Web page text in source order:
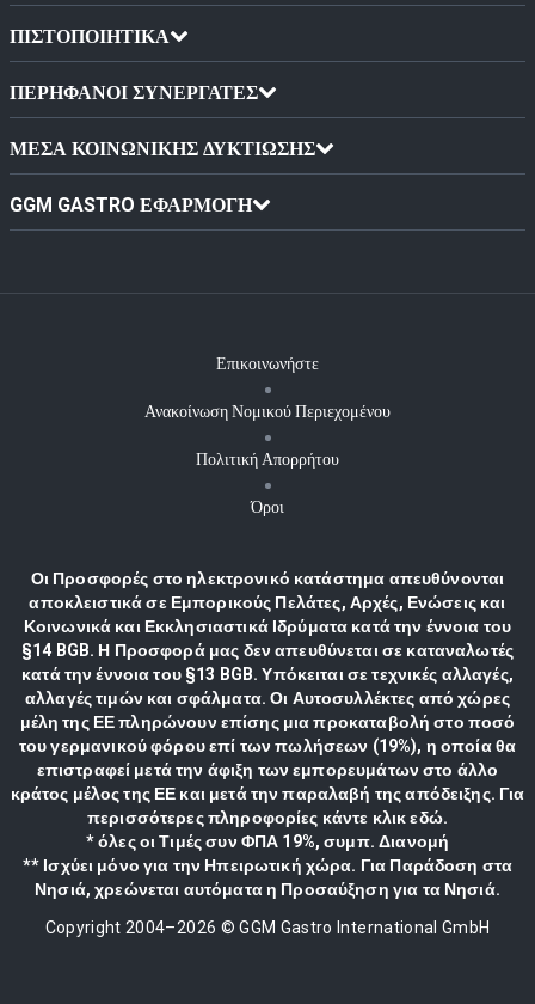
ΠΙΣΤΟΠΟΙΗΤΙΚΆ
ΠΕΡΉΦΑΝΟΙ ΣΥΝΕΡΓΆΤΕΣ
ΜΈΣΑ ΚΟΙΝΩΝΙΚΉΣ ΔΥΚΤΊΩΣΗΣ
GGM GASTRO ΕΦΑΡΜΟΓΉ
Επικοινωνήστε
Ανακοίνωση Νομικού Περιεχομένου
Πολιτική Απορρήτου
Όροι
Οι Προσφορές στο ηλεκτρονικό κατάστημα απευθύνονται
αποκλειστικά σε Εμπορικούς Πελάτες, Αρχές, Ενώσεις και
Κοινωνικά και Εκκλησιαστικά Ιδρύματα κατά την έννοια του
§14 BGB. Η Προσφορά μας δεν απευθύνεται σε καταναλωτές
κατά την έννοια του §13 BGB. Υπόκειται σε τεχνικές αλλαγές,
αλλαγές τιμών και σφάλματα. Οι Αυτοσυλλέκτες από χώρες
μέλη της ΕΕ πληρώνουν επίσης μια προκαταβολή στο ποσό
του γερμανικού φόρου επί των πωλήσεων (19%), η οποία θα
επιστραφεί μετά την άφιξη των εμπορευμάτων στο άλλο
κράτος μέλος της ΕΕ και μετά την παραλαβή της απόδειξης. Για
περισσότερες πληροφορίες κάντε κλικ εδώ.
* όλες οι Τιμές συν ΦΠΑ 19%, συμπ. Διανομή
** Ισχύει μόνο για την Ηπειρωτική χώρα. Για Παράδοση στα
Νησιά, χρεώνεται αυτόματα η Προσαύξηση για τα Νησιά.
Copyright 2004–2026 © GGM Gastro International GmbH